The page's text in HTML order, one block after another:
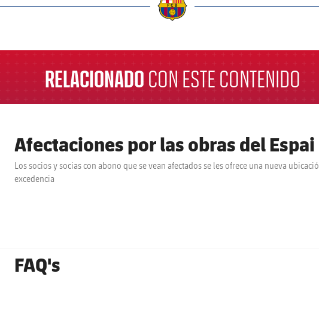
RELACIONADO CON ESTE CONTENIDO
Afectaciones por las obras del Espai
Los socios y socias con abono que se vean afectados se les ofrece una nueva
excedencia
FAQ's